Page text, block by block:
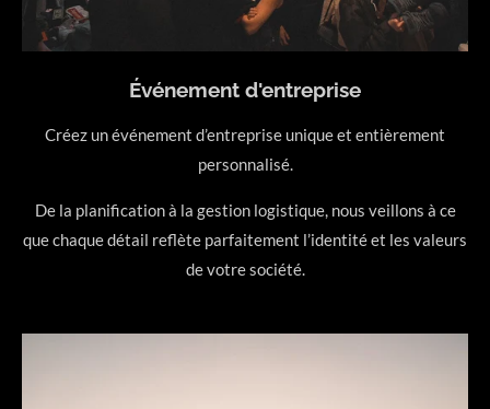
Événement d'entreprise
Créez un événement d’entreprise unique et entièrement
personnalisé.
De la planification à la gestion logistique, nous veillons à ce
que chaque détail reflète parfaitement l’identité et les valeurs
de votre société.